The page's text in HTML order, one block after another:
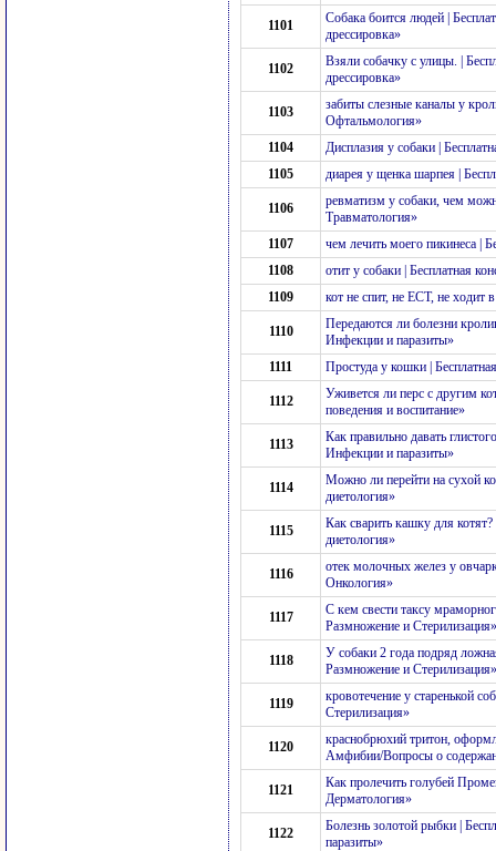
1101
Собака боится людей |
дрессировка»
1102
Взяли собачку с улицы. |
дрессировка»
1103
забиты слезные каналы у
Офтальмология»
1104
Дисплазия у собаки |
1105
диарея у щенка шарпея |
1106
ревматизм у собаки, чем
Травматология»
1107
чем лечить моего пикинеса |
1108
отит у собаки | Бесплатная
1109
кот не спит, не ЕСТ, не ходит
1110
Передаются ли болезни
Инфекции и паразиты»
1111
Простуда у кошки |
1112
Уживется ли перс с другим
поведения и воспитание»
1113
Как правильно давать
Инфекции и паразиты»
1114
Можно ли перейти на сухой
диетология»
1115
Как сварить кашку для
диетология»
1116
отек молочных желез у
Онкология»
1117
С кем свести таксу
Размножение и Стерилизация»
1118
У собаки 2 года подряд
Размножение и Стерилизация»
1119
кровотечение у старенькой
Стерилизация»
1120
краснобрюхий тритон,
Амфибии/Вопросы о
1121
Как пролечить голубей
Дерматология»
1122
Болезнь золотой рыбки |
паразиты»